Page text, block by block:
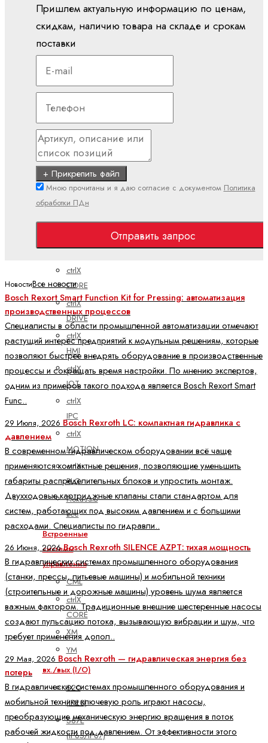
Аксиально-
поршневые
Героторные
насосы
Шестеренные
насосы
внешним
зацеплением
Электрогидравлические
насосы
ctrlX
CORE
ctrlX
DRIVE
ctrlX
HMI
ctrlX
IOT
ctrlX
IPC
ctrlX
MOTION
ctrlX
PLC
Показать
все
Встроенные
системы
управления
CML
ctrlX
CORE
XM
YM
вх./вых (I/O)
S20
(IP20)
S67E
(IP65/IP67)
Пришлем актуальную информацию по ценам,
скидкам, наличию товара на складе и срокам
поставки
+ Прикрепить файл
Мною прочитаны и я даю согласие с документом Политика
обработки ПДн
Отправить запрос
НовостиВсе новости
Bosch Rexort Smart Function Kit for Pressing: автоматизация
производственных процессов
Специалисты в области промышленной автоматизации отмечают
растущий интерес предприятий к модульным решениям, которые
позволяют быстрее внедрять оборудование в производственные
процессы и сокращать время настройки. По мнению экспертов,
одним из примеров такого подхода является Bosch Rexort Smart
Func..
29 Июля, 2026 Bosch Rexroth LC: компактная гидравлика с
давлением
В современном гидравлическом оборудовании всё чаще
применяются компактные решения, позволяющие уменьшить
габариты распределительных блоков и упростить монтаж.
Двухходовые картриджные клапаны стали стандартом для
систем, работающих под высоким давлением и с большими
расходами. Специалисты по гидравли..
26 Июня, 2026Bosch Rexroth SILENCE AZPT: тихая мощность
В гидравлических системах промышленного оборудования
(станки, прессы, литьевые машины) и мобильной техники
(строительные и дорожные машины) уровень шума является
важным фактором. Традиционные внешние шестеренные насосы
создают пульсацию потока, вызывающую вибрации и шум, что
требует применения допол..
29 Мая, 2026 Bosch Rexroth — гидравлическая энергия без
потерь
В гидравлических системах промышленного оборудования и
мобильной техники ключевую роль играют насосы,
преобразующие механическую энергию вращения в поток
рабочей жидкости под давлением. От эффективности этого